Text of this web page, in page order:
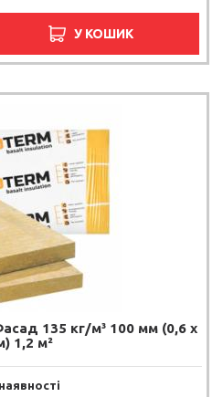
У КОШИК
135 кг/м³ 100 мм (0,6 х
1,2 м²